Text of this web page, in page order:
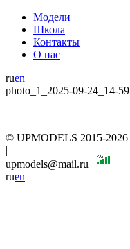
Модели
Школа
Контакты
О нас
ruen
photo_1_2025-09-24_14-
© UPMODELS 2015-2026
|
upmodels@mail.ru
ruen